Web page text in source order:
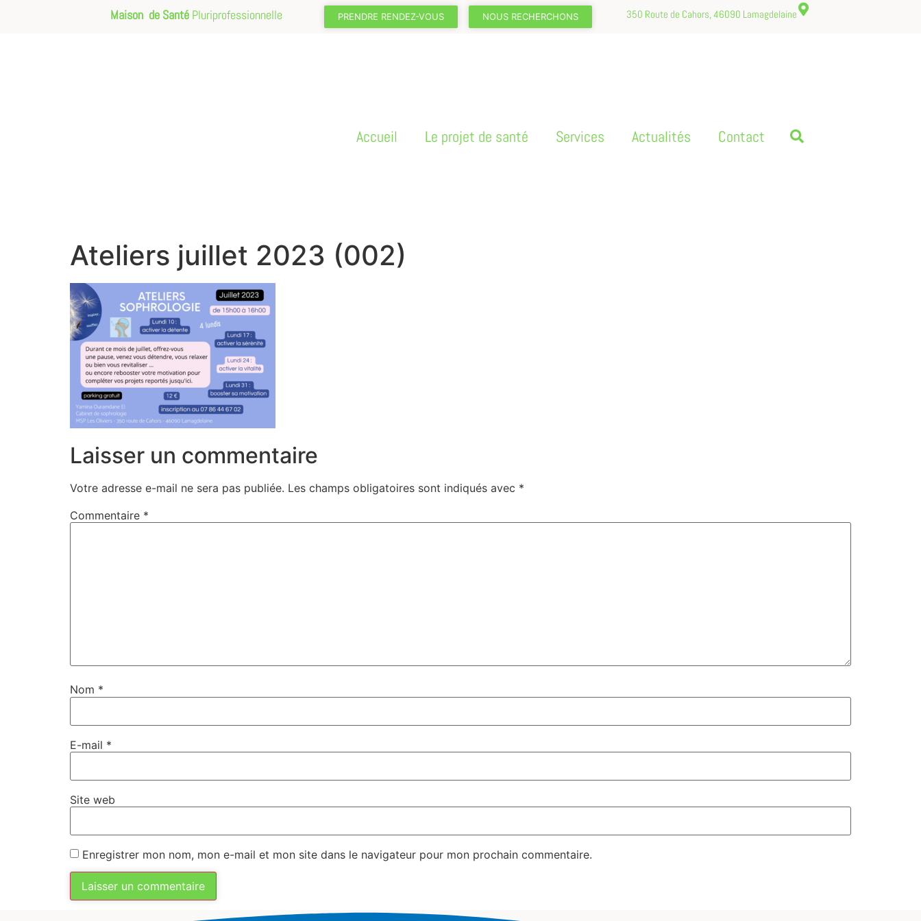
Maison de Santé Pluriprofessionnelle PRENDRE RENDEZ-VOUS NOUS RECHERCHONS 350 Route de Cahors, 46090 Lamagdelaine
Accueil Le projet de santé Services Actualités Contact
Ateliers juillet 2023 (002)
Laisser un commentaire
Votre adresse e-mail ne sera pas publiée. Les champs obligatoires sont indiqués avec *
Commentaire *
Nom *
E-mail *
Site web
Enregistrer mon nom, mon e-mail et mon site dans le navigateur pour mon prochain commentaire.